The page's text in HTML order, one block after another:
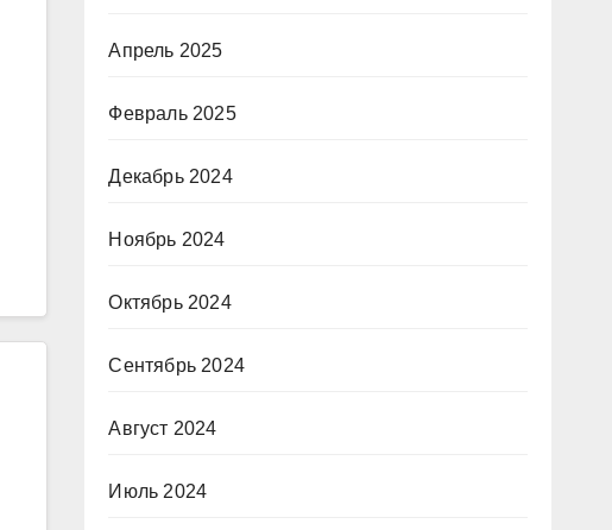
Апрель 2025
Февраль 2025
Декабрь 2024
Ноябрь 2024
Октябрь 2024
Сентябрь 2024
Август 2024
Июль 2024